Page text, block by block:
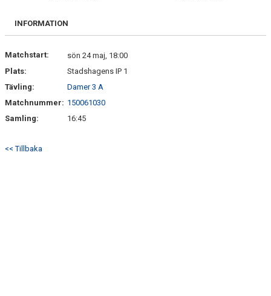
BILDGALLERI
DOKUMENT
TIDIGARE SÄSONGER
INFORMATION
Matchstart:
sön 24 maj, 18:00
Plats:
Stadshagens IP 1
Tävling:
Damer 3 A
Matchnummer: 150061030
Samling:
16:45
<< Tillbaka